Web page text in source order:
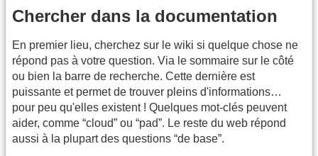
Chercher dans la documentation
En premier lieu, cherchez sur le wiki si quelque chose ne
répond pas à votre question. Via le sommaire sur le côté
ou bien la barre de recherche. Cette dernière est
puissante et permet de trouver pleins d'informations…
pour peu qu'elles existent ! Quelques mot-clés peuvent
aider, comme “cloud” ou “pad”. Le reste du web répond
aussi à la plupart des questions “de base”.